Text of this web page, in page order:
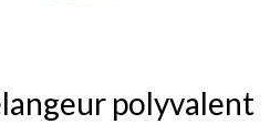
polyvalent